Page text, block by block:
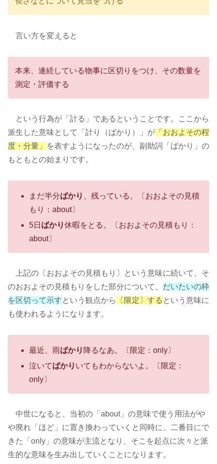
言い方を変えると
本来、連続している物事に区切りをつけ、その数量を
測定・評価する
という行為が「計る」であるということです。ここから
派生した意味として「計り（ばかり）」が 「おおよその程
度・分量」
を表すようになったのが、副助詞「ばかり」の
もともとの始まりです。
まだ半分ばかり 、残っている。〔おおよその見積
もり：about〕
5日 ばかり休暇をとる。〔おおよその見積もり：
about〕
上記の〔おおよその見積もり〕という意味に続いて、そ
のおおよその見積もりをした部分について、 だいたいの枠
を区切って示す という観点から 〔限定〕する という意味に
も使われるようになります。
最近、雨ばかり 降るなあ。〔限定：only〕
泣いてばかり いてもわからないよ。〔限定：
only〕
中世になると、当初の「about」の意味で使う用法がや
や廃れ「ほど」に置き換わっていくと同時に、二番目にで
きた「only」の意味が主流となり、そこを起点に次々と派
生的な意味を生み出していくことになります。